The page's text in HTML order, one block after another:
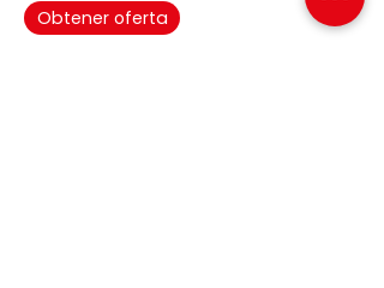
Obtener oferta